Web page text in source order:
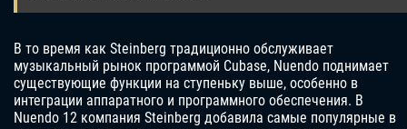
В то время как Steinberg традиционно обслуживает
музыкальный рынок программой Cubase, Nuendo поднимает
существующие функции на ступеньку выше, особенно в
интеграции аппаратного и программного обеспечения. В
Nuendo 12 компания Steinberg добавила самые популярные в